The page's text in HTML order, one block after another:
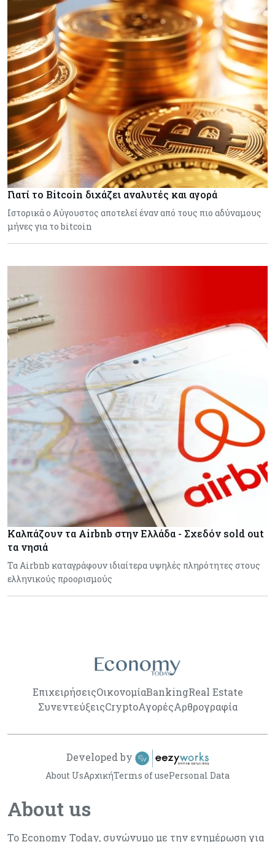
Γιατί το Bitcoin διχάζει αναλυτές και αγορά
Ιστορικά ο Αύγουστος αποτελεί έναν από τους πιο αδύναμους
μήνες για το bitcoin
Καλπάζουν τα Airbnb στην Ελλάδα - Σχεδόν sold out
τα νησιά
Τα Airbnb καταγράφουν ιδιαίτερα υψηλές πληρότητες στους
ελληνικούς προορισμούς
ΕπιχειρήσειςΟικονομίαBankingReal Estate
ΣυνεντεύξειςCryptoΑγορέςΑρθρογραφία
About us
Το Economy Today, συνώνυμο με την ενημέρωση για
About UsΑρχικήTerms of usePersonal Data
Developed by